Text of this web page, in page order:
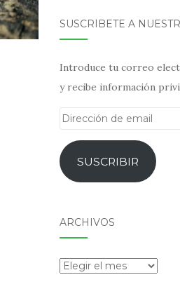
SUSCRÍBETE A
Introduce tu correo
y recibe información
Dirección
emailSUSCRIBIR
ARCHIVOS
Archivos